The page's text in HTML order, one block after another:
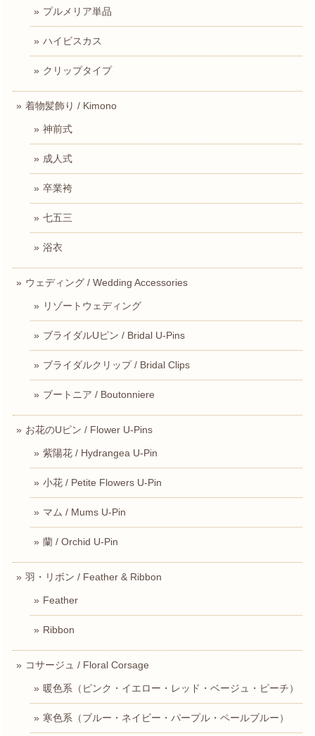
プルメリア単品
ハイビスカス
クリップタイプ
着物髪飾り / Kimono
神前式
成人式
卒業袴
七五三
浴衣
ウェディング / Wedding Accessories
リゾートウェディング
ブライダルUピン / Bridal U-Pins
ブライダルクリップ / Bridal Clips
ブートニア / Boutonniere
お花のUピン / Flower U-Pins
紫陽花 / Hydrangea U-Pin
小花 / Petite Flowers U-Pin
マム / Mums U-Pin
蘭 / Orchid U-Pin
羽・リボン / Feather & Ribbon
Feather
Ribbon
コサージュ / Floral Corsage
暖色系（ピンク・イエロー・レッド・ベージュ・ピーチ）
寒色系（ブルー・ネイビー・パープル・ペールブルー）